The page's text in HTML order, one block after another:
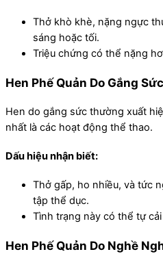
Thở khò khè, nặng ngực
sáng hoặc tối.
Triệu chứng có thể nặng
Hen Phế Quản Do Gắng Sức
Hen do gắng sức thường xuất
nhất là các hoạt động thể thao.
Dấu hiệu nhận biết:
Thở gấp, ho nhiều, và tức
tập thể dục.
Tình trạng này có thể tự
Hen Phế Quản Do Nghề